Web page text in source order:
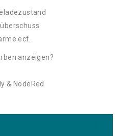
ect.
anzeigen?
& NodeRed